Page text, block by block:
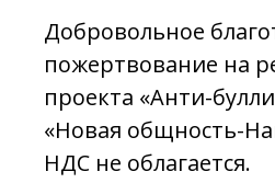
Добровольное
пожертвование на
проекта «Анти-
«Новая общность-
НДС не облагается.